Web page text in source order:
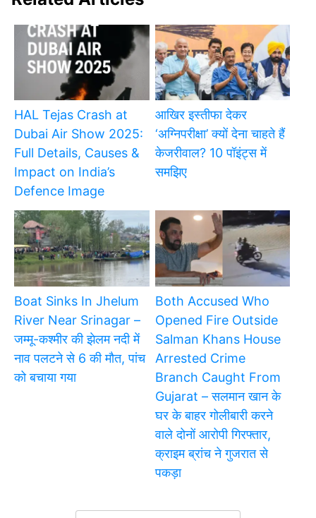
HAL Tejas Crash at
Dubai Air Show 2025:
Full Details, Causes &
Impact on India’s
Defence Image
आखिर इस्तीफा देकर
‘अग्निपरीक्षा’ क्यों देना चाहते हैं
केजरीवाल? 10 पॉइंट्स में
समझिए
Boat Sinks In Jhelum
River Near Srinagar –
जम्मू-कश्मीर की झेलम नदी में
नाव पलटने से 6 की मौत, पांच
को बचाया गया
Both Accused Who
Opened Fire Outside
Salman Khans House
Arrested Crime
Branch Caught From
Gujarat – सलमान खान के
घर के बाहर गोलीबारी करने
वाले दोनों आरोपी गिरफ्तार,
क्राइम ब्रांच ने गुजरात से
पकड़ा